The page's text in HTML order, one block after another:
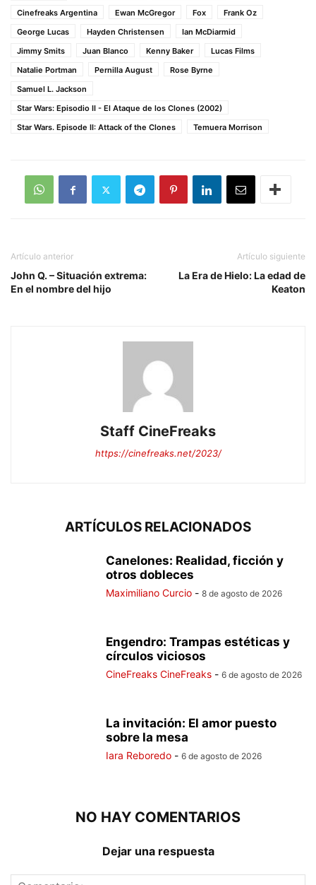
Cinefreaks Argentina
Ewan McGregor Fox
Frank Oz
George Lucas
Hayden Christensen
Ian McDiarmid
Jimmy Smits
Juan Blanco Kenny Baker
Lucas Films
Natalie Portman
Pernilla August
Rose Byrne
Samuel L. Jackson
Star Wars: Episodio II - El Ataque de los Clones (2002)
Star Wars. Episode II: Attack of the Clones
Temuera Morrison
Artículo anterior
John Q. – Situación extrema:
En el nombre del hijo
Artículo siguiente
La Era de Hielo: La edad de
Keaton
Staff CineFreaks
https://cinefreaks.net/2023/
ARTÍCULOS RELACIONADOS
Canelones: Realidad, ficción y
otros dobleces
Maximiliano Curcio - 8 de agosto de 2026
Engendro: Trampas estéticas y
círculos viciosos
CineFreaks CineFreaks - 6 de agosto de 2026
La invitación: El amor puesto
sobre la mesa
Iara Reboredo - 6 de agosto de 2026
NO HAY COMENTARIOS
Dejar una respuesta